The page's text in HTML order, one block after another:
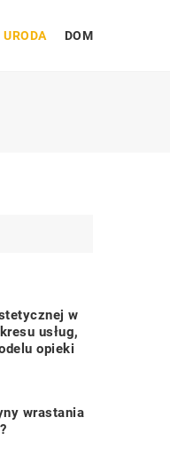
URODA DOM
w
usług,
opieki
wrastania